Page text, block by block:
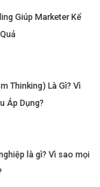
Giúp Marketer Kể
Thinking) Là Gì? Vì
Áp Dụng?
là gì? Vì sao mọi